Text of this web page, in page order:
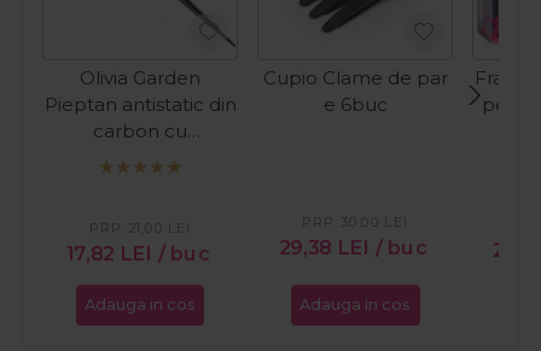
Olivia Garden
Pieptan antistatic din
carbon cu
tehnologie ionica ST2
17,82 LEI / buc
PRP: 21,00 LEI
Adauga in cos
Cupio Clame de par
e 6buc
29,38 LEI / buc
PRP: 30,00 LEI
Adauga in cos